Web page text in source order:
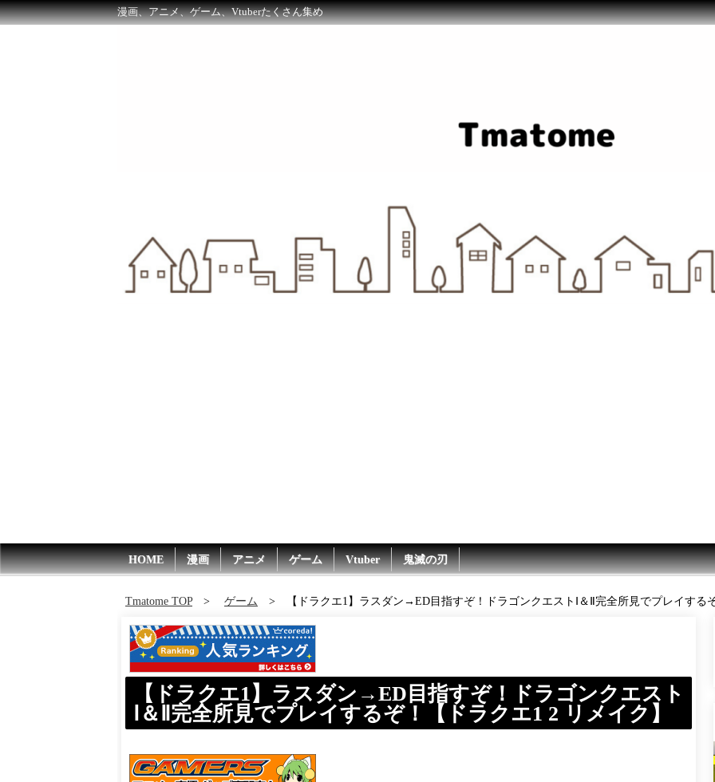
漫画、アニメ、ゲーム、Vtuberたくさん集め
HOME 漫画 アニメ ゲーム Vtuber 鬼滅の刃
Tmatome TOP ゲーム 【ドラクエ1】ラスダン→ED目指すぞ！ドラゴンクエストⅠ＆Ⅱ完全所見でプレイする
【ドラクエ1】ラスダン→ED目指すぞ！ドラゴンクエスト
Ⅰ＆Ⅱ完全所見でプレイするぞ！【ドラクエ1 2 リメイク】